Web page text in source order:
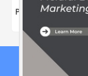
Pendidikan
Beranda